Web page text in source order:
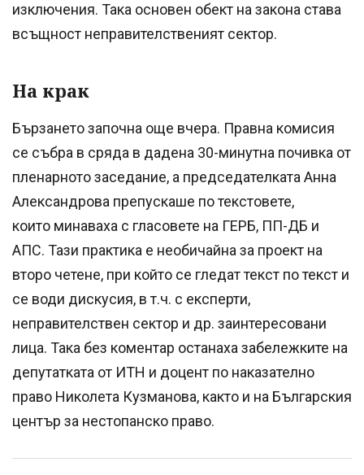
изключения. Така основен обект на закона става
всъщност неправителственият сектор.
На крак
Бързането започна още вчера. Правна комисия
се събра в сряда в дадена 30-минутна почивка от
пленарното заседание, а председателката Анна
Александрова препускаше по текстовете,
които минаваха с гласовете на ГЕРБ, ПП-ДБ и
АПС. Тази практика е необичайна за проект на
второ четене, при който се гледат текст по текст и
се води дискусия, в т.ч. с експерти,
неправителствен сектор и др. заинтересовани
лица. Така без коментар останаха забележките на
депутатката от ИТН и доцент по наказателно
право Николета Кузманова, както и на Българския
център за нестопанско право.